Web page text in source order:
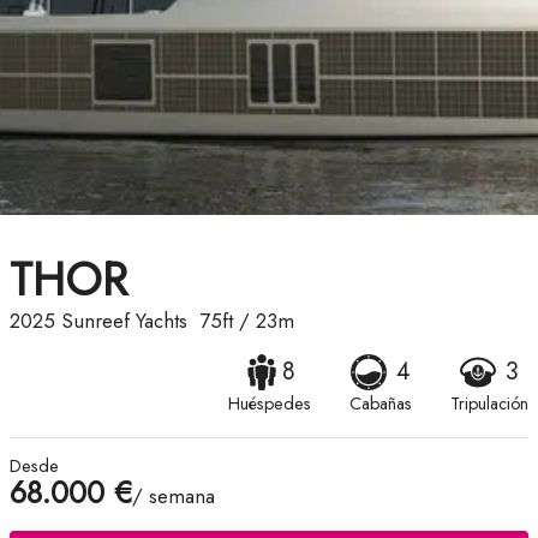
THOR
2025 Sunreef Yachts 75ft/ 23m
8
Huéspedes
4
Cabañas
3
Tripulación
Desde
68.000 €/ semana